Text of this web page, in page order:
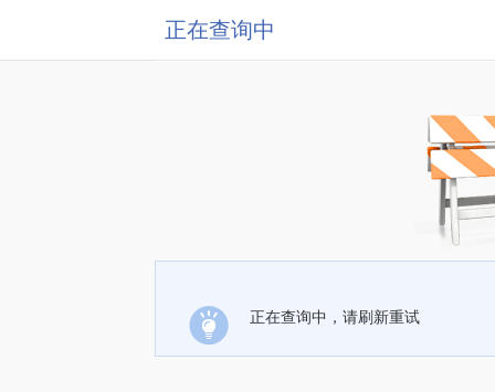
正在查询中
正在查询中，请刷新重试